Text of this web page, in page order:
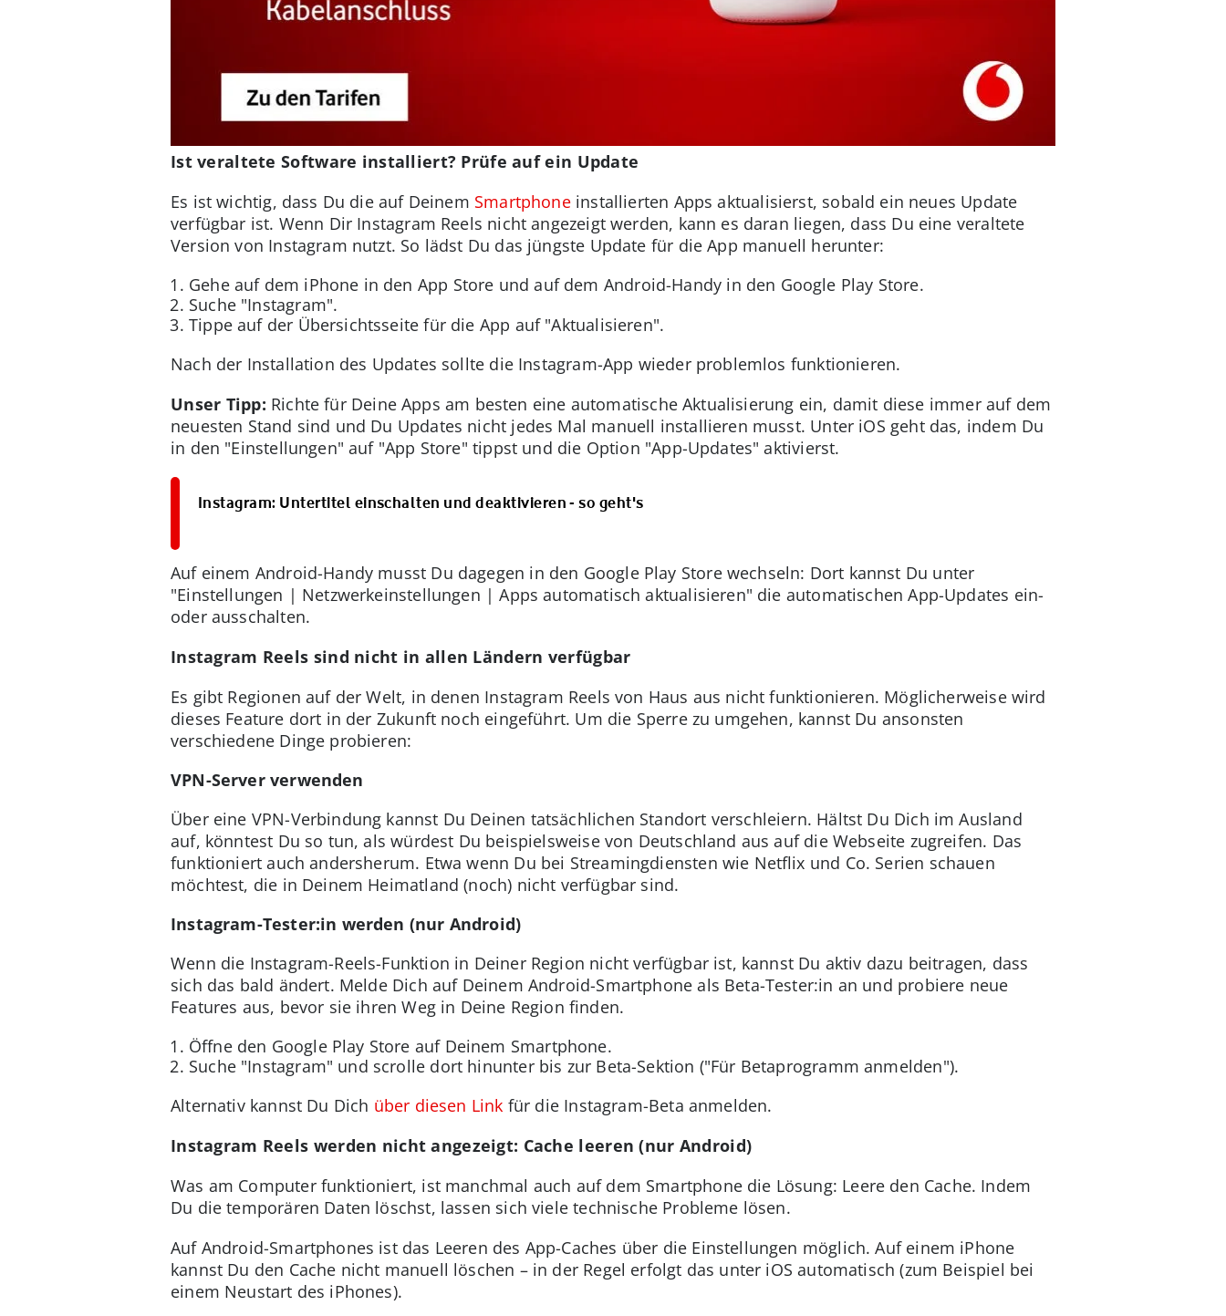
Ist veraltete Software installiert? Prüfe auf ein Update
Es ist wichtig, dass Du die auf Deinem Smartphoneinstallierten Apps aktualisierst, sobald ein neues Update
verfügbar ist. Wenn Dir Instagram Reels nicht angezeigt werden, kann es daran liegen, dass Du eine veraltete
Version von Instagram nutzt. So lädst Du das jüngste Update für die App manuell herunter:
Gehe auf dem iPhone in den App Store und auf dem Android-Handy in den Google Play Store.
Suche "Instagram".
Tippe auf der Übersichtsseite für die App auf "Aktualisieren".
Nach der Installation des Updates sollte die Instagram-App wieder problemlos funktionieren.
Unser Tipp: Richte für Deine Apps am besten eine automatische Aktualisierung ein, damit diese immer auf dem
neuesten Stand sind und Du Updates nicht jedes Mal manuell installieren musst. Unter iOS geht das, indem Du
in den "Einstellungen" auf "App Store" tippst und die Option "App-Updates" aktivierst.
Instagram: Untertitel einschalten und deaktivieren - so geht's
Auf einem Android-Handy musst Du dagegen in den Google Play Store wechseln: Dort kannst Du unter
"Einstellungen | Netzwerkeinstellungen | Apps automatisch aktualisieren" die automatischen App-Updates ein-
oder ausschalten.
Instagram Reels sind nicht in allen Ländern verfügbar
Es gibt Regionen auf der Welt, in denen Instagram Reels von Haus aus nicht funktionieren. Möglicherweise wird
dieses Feature dort in der Zukunft noch eingeführt. Um die Sperre zu umgehen, kannst Du ansonsten
verschiedene Dinge probieren:
VPN-Server verwenden
Über eine VPN-Verbindung kannst Du Deinen tatsächlichen Standort verschleiern. Hältst Du Dich im Ausland
auf, könntest Du so tun, als würdest Du beispielsweise von Deutschland aus auf die Webseite zugreifen. Das
funktioniert auch andersherum. Etwa wenn Du bei Streamingdiensten wie Netflix und Co. Serien schauen
möchtest, die in Deinem Heimatland (noch) nicht verfügbar sind.
Instagram-Tester:in werden (nur Android)
Wenn die Instagram-Reels-Funktion in Deiner Region nicht verfügbar ist, kannst Du aktiv dazu beitragen, dass
sich das bald ändert. Melde Dich auf Deinem Android-Smartphone als Beta-Tester:in an und probiere neue
Features aus, bevor sie ihren Weg in Deine Region finden.
Öffne den Google Play Store auf Deinem Smartphone.
Suche "Instagram" und scrolle dort hinunter bis zur Beta-Sektion ("Für Betaprogramm anmelden").
Alternativ kannst Du Dich über diesen Link für die Instagram-Beta anmelden.
Instagram Reels werden nicht angezeigt: Cache leeren (nur Android)
Was am Computer funktioniert, ist manchmal auch auf dem Smartphone die Lösung: Leere den Cache. Indem
Du die temporären Daten löschst, lassen sich viele technische Probleme lösen.
Auf Android-Smartphones ist das Leeren des App-Caches über die Einstellungen möglich. Auf einem iPhone
kannst Du den Cache nicht manuell löschen – in der Regel erfolgt das unter iOS automatisch (zum Beispiel bei
einem Neustart des iPhones).